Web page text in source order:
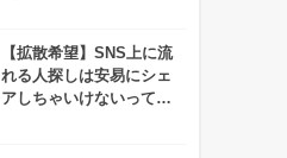
【拡散希望】SNS上に流
れる人探しは安易にシェ
アしちゃいけないって知